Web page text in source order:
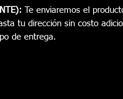
Te enviaremos el
tu dirección sin costo
de entrega.